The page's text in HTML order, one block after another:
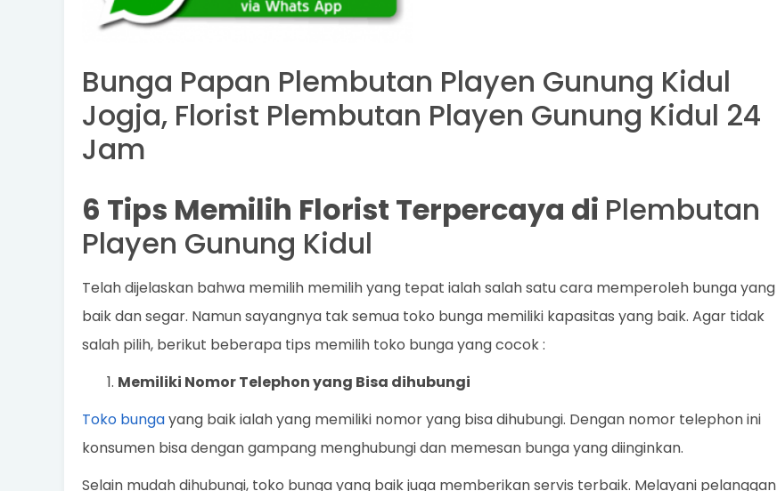
Bunga Papan Plembutan Playen Gunung Kidul
Jogja, Florist Plembutan Playen Gunung Kidul 24
Jam
6 Tips Memilih Florist Terpercaya di Plembutan
Playen Gunung Kidul
Telah dijelaskan bahwa memilih memilih yang tepat ialah salah satu cara memperoleh bunga yang
baik dan segar. Namun sayangnya tak semua toko bunga memiliki kapasitas yang baik. Agar tidak
salah pilih, berikut beberapa tips memilih toko bunga yang cocok :
Memiliki Nomor Telephon yang Bisa dihubungi
Toko bungayang baik ialah yang memiliki nomor yang bisa dihubungi. Dengan nomor telephon ini
konsumen bisa dengan gampang menghubungi dan memesan bunga yang diinginkan.
Selain mudah dihubungi, toko bunga yang baik juga memberikan servis terbaik. Melayani pelanggan